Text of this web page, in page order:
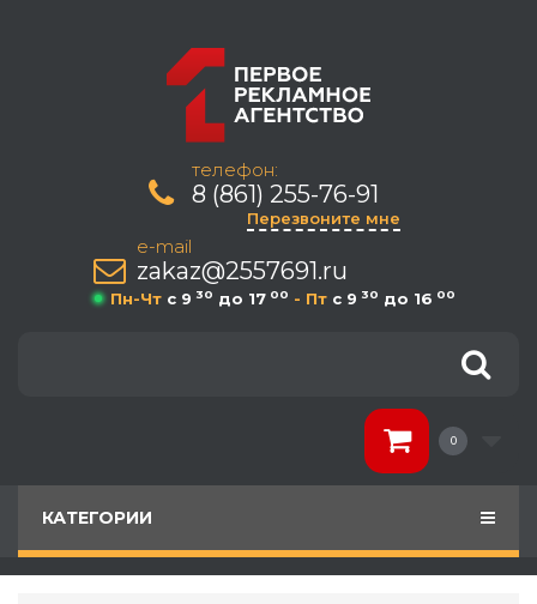
телефон:
8 (861) 255-76-91
Перезвоните мне
e-mail
zakaz@2557691.ru
Пн-Чт c 9 30 до 17 00 - Пт c 9 30 до 16 00
0
КАТЕГОРИИ